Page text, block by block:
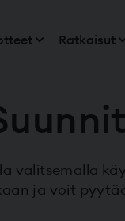
Ratkaisut
valitsemalla
ja voit